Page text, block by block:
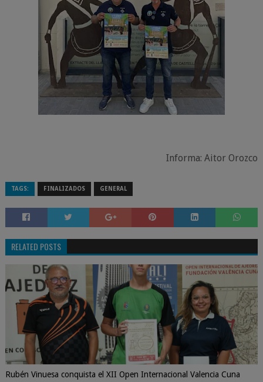
Informa:Aitor Orozco
TAGS: FINALIZADOS GENERAL
RELATED POSTS
Rubén Vinuesa conquista el XII Open Internacional Valencia Cuna